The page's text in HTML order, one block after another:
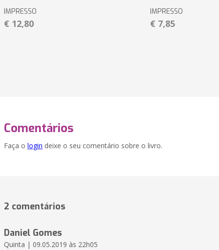
IMPRESSO
€ 12,80
IMPRESSO
€ 7,85
Comentários
Faça o login deixe o seu comentário sobre o livro.
2 comentários
Daniel Gomes
Quinta | 09.05.2019 às 22h05